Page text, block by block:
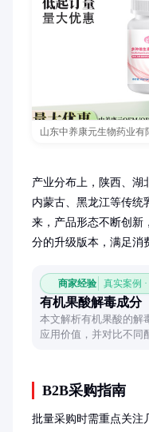
山东中养康元生物药业有
产业分布上，陕西、湖
内蒙古、黑龙江等传统
来，产品形态不断创新
分的升级版本，满足消
商家经验 真实案例
有机果酸解毒成分
本文解析有机果酸的解
应用价值，并对比不同
B2B采购指南
批量采购时需重点关注